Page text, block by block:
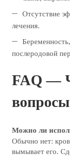
Отсутствие
лечения.
послеродовой
FAQ —
вопросы
Можно ли
Обычно нет:
вымывает его.